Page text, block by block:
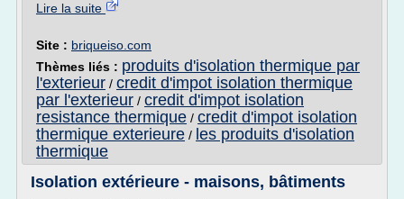
Lire la suite
Site : briqueiso.com
Thèmes liés : produits d'isolation thermique par
l'exterieur / credit d'impot isolation thermique
par l'exterieur / credit d'impot isolation
resistance thermique / credit d'impot isolation
thermique exterieure / les produits d'isolation
thermique
Isolation extérieure - maisons, bâtiments